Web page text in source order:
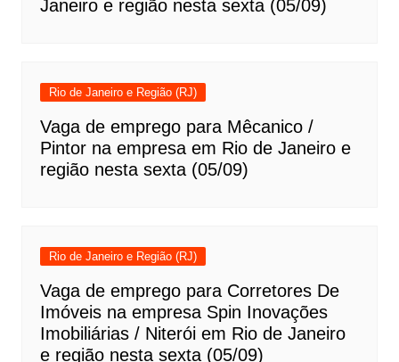
Janeiro e região nesta sexta (05/09)
Rio de Janeiro e Região (RJ)
Vaga de emprego para Mêcanico /
Pintor na empresa em Rio de Janeiro e
região nesta sexta (05/09)
Rio de Janeiro e Região (RJ)
Vaga de emprego para Corretores De
Imóveis na empresa Spin Inovações
Imobiliárias / Niterói em Rio de Janeiro
e região nesta sexta (05/09)